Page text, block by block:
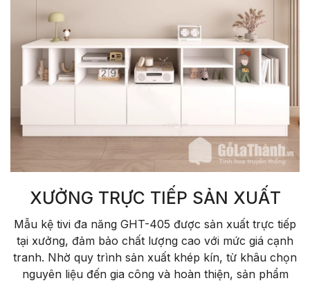
XƯỞNG TRỰC TIẾP SẢN XUẤT
Mẫu kệ tivi đa năng GHT-405 được sản xuất trực tiếp
tại xưởng, đảm bảo chất lượng cao với mức giá cạnh
tranh. Nhờ quy trình sản xuất khép kín, từ khâu chọn
nguyên liệu đến gia công và hoàn thiện, sản phẩm